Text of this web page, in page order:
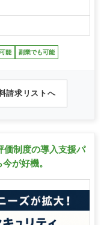
能 副業でも可能
請求リストへ
価制度の導入支援パ
が好機。